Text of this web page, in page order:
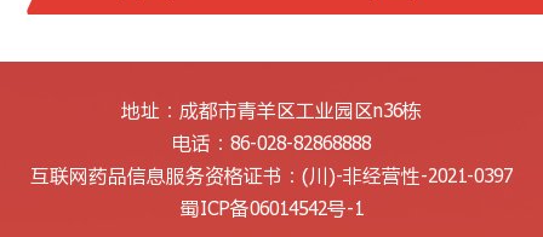
地址：成都市青羊区工业园区n36栋
电话：86-028-82868888
互联网药品信息服务资格证书： (川)-非经营性-2021-0397
蜀ICP备06014542号-1